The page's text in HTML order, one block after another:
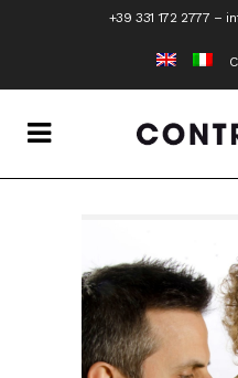
+39 331 172 2777 –